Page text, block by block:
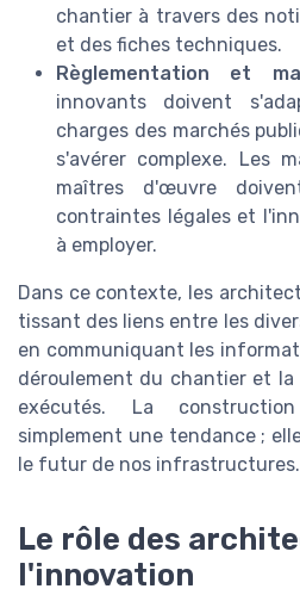
chantier à travers des
et des fiches techniques.
Règlementation et
innovants doivent
charges des marchés
s'avérer complexe. Les
maîtres d'œuvre
contraintes légales et
à employer.
Dans ce contexte, les
tissant des liens entre les
en communiquant les
déroulement du chantier et la
exécutés. La
simplement une tendance ;
le futur de nos infrastructures.
Le rôle des
l'innovation